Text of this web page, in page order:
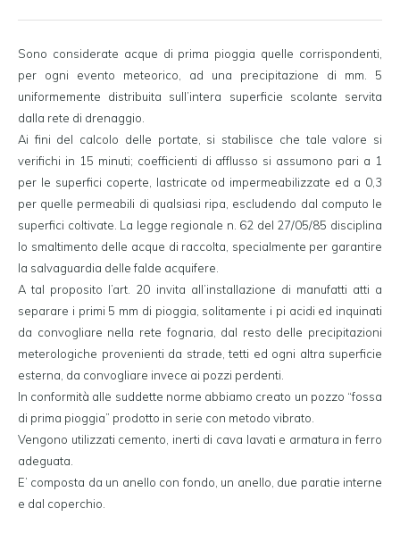
Sono considerate acque di prima pioggia quelle corrispondenti,
per ogni evento meteorico, ad una precipitazione di mm. 5
uniformemente distribuita sull’intera superficie scolante servita
dalla rete di drenaggio.
Ai fini del calcolo delle portate, si stabilisce che tale valore si
verifichi in 15 minuti; coefficienti di afflusso si assumono pari a 1
per le superfici coperte, lastricate od impermeabilizzate ed a 0,3
per quelle permeabili di qualsiasi ripa, escludendo dal computo le
superfici coltivate. La legge regionale n. 62 del 27/05/85 disciplina
lo smaltimento delle acque di raccolta, specialmente per garantire
la salvaguardia delle falde acquifere.
A tal proposito l’art. 20 invita all’installazione di manufatti atti a
separare i primi 5 mm di pioggia, solitamente i pi acidi ed inquinati
da convogliare nella rete fognaria, dal resto delle precipitazioni
meterologiche provenienti da strade, tetti ed ogni altra superficie
esterna, da convogliare invece ai pozzi perdenti.
In conformità alle suddette norme abbiamo creato un pozzo “fossa
di prima pioggia” prodotto in serie con metodo vibrato.
Vengono utilizzati cemento, inerti di cava lavati e armatura in ferro
adeguata.
E’ composta da un anello con fondo, un anello, due paratie interne
e dal coperchio.